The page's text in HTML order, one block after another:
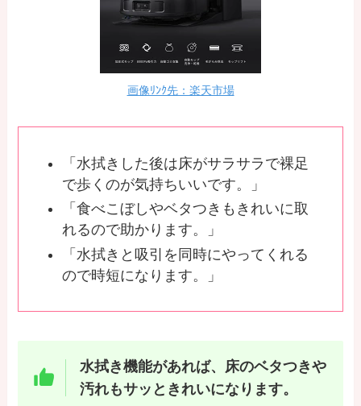
画像ﾘﾝｸ先：楽天市場
「水拭きした後は床がサラサラで裸足
で歩くのが気持ちいいです。」
「食べこぼしやベタつきもきれいに取
れるので助かります。」
「水拭きと吸引を同時にやってくれる
ので時短になります。」
水拭き機能があれば、床のベタつきや
汚れもサッときれいになります。